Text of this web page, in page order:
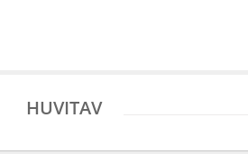
HUVITAV